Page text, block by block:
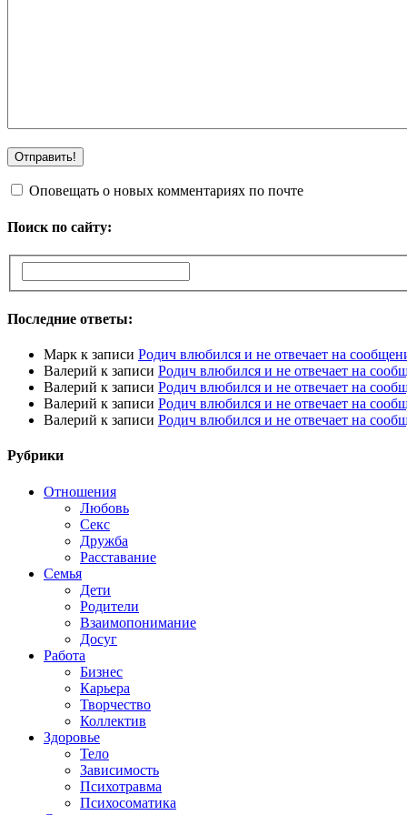
Оповещать о новых комментариях по почте
Поиск по сайту:
Последние ответы:
Марк к записи Родич влюбился и не отвечает на
Валерий к записи Родич влюбился и не отвечает на
Валерий к записи Родич влюбился и не отвечает на
Валерий к записи Родич влюбился и не отвечает на
Валерий к записи Родич влюбился и не отвечает на
Рубрики
Отношения
Любовь
Секс
Дружба
Расставание
Семья
Дети
Родители
Взаимопонимание
Досуг
Работа
Бизнес
Карьера
Творчество
Коллектив
Здоровье
Тело
Зависимость
Психотравма
Психосоматика